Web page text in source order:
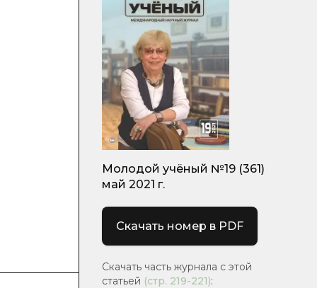
Молодой учёный №19 (361)
май 2021 г.
Скачать номер в PDF
Скачать часть журнала с этой
статьей (стр. 219-221):